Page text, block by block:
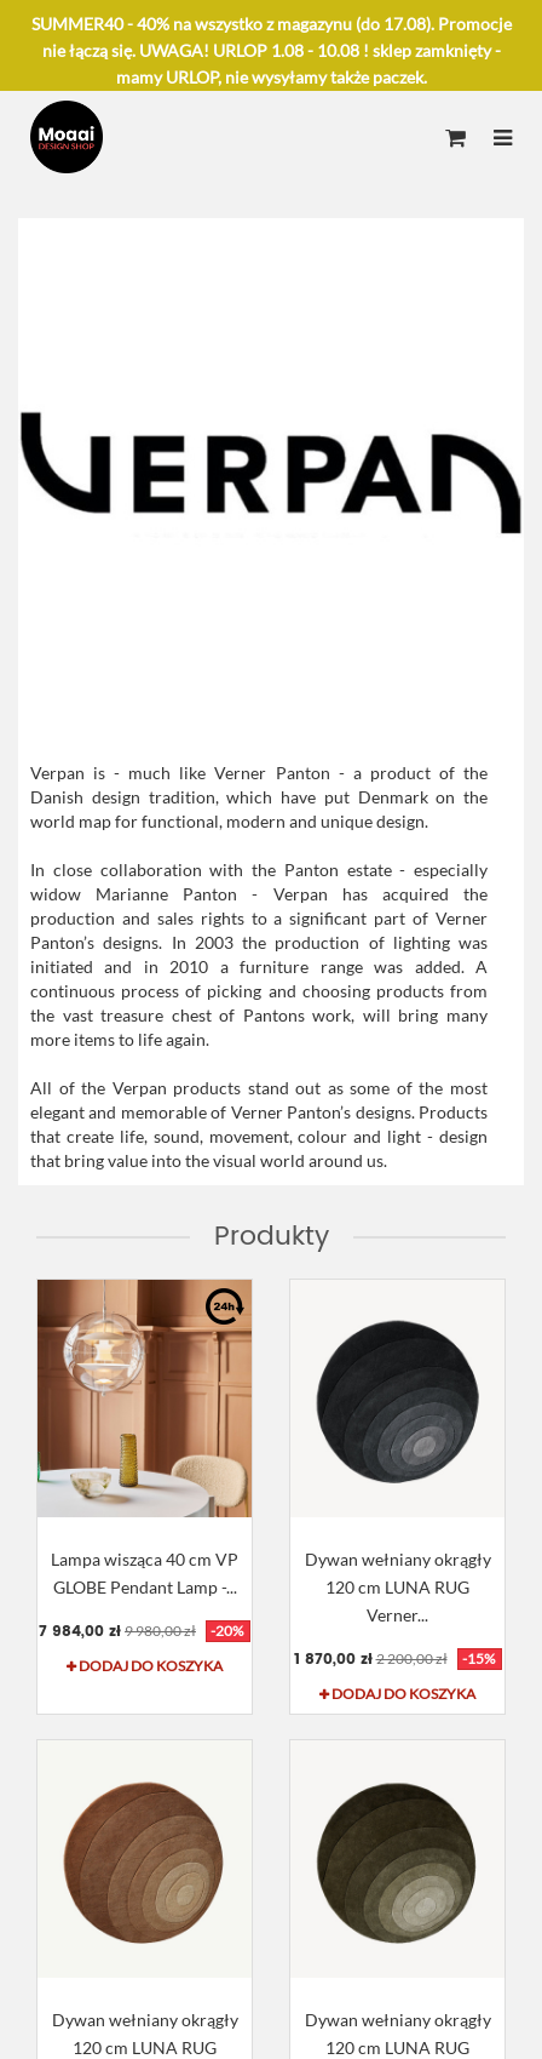
SUMMER40 - 40% na wszystko z magazynu (do 17.08). Promocje
nie łączą się. UWAGA! URLOP 1.08 - 10.08 ! sklep zamknięty -
mamy URLOP, nie wysyłamy także paczek.
Verpan is - much like Verner Panton - a product of the
Danish design tradition, which have put Denmark on the
world map for functional, modern and unique design.
In close collaboration with the Panton estate - especially
widow Marianne Panton - Verpan has acquired the
production and sales rights to a significant part of Verner
Panton’s designs. In 2003 the production of lighting was
initiated and in 2010 a furniture range was added. A
continuous process of picking and choosing products from
the vast treasure chest of Pantons work, will bring many
more items to life again.
All of the Verpan products stand out as some of the most
elegant and memorable of Verner Panton’s designs. Products
that create life, sound, movement, colour and light - design
that bring value into the visual world around us.
Produkty
Lampa wisząca 40 cm VP
GLOBE Pendant Lamp -...
7 984,00 zł 9 980,00 zł
-20%
DODAJ DO KOSZYKA
Dywan wełniany okrągły
120 cm LUNA RUG
Verner...
1 870,00 zł 2 200,00 zł
-15%
DODAJ DO KOSZYKA
Dywan wełniany okrągły
120 cm LUNA RUG
Dywan wełniany okrągły
120 cm LUNA RUG